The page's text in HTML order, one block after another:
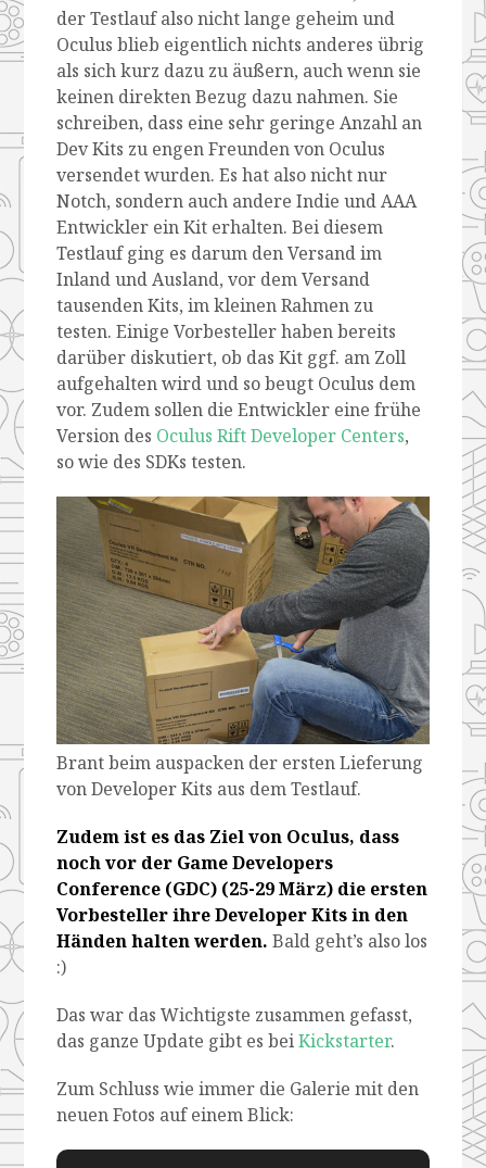
der Testlauf also nicht lange geheim und
Oculus blieb eigentlich nichts anderes übrig
als sich kurz dazu zu äußern, auch wenn sie
keinen direkten Bezug dazu nahmen. Sie
schreiben, dass eine sehr geringe Anzahl an
Dev Kits zu engen Freunden von Oculus
versendet wurden. Es hat also nicht nur
Notch, sondern auch andere Indie und AAA
Entwickler ein Kit erhalten. Bei diesem
Testlauf ging es darum den Versand im
Inland und Ausland, vor dem Versand
tausenden Kits, im kleinen Rahmen zu
testen. Einige Vorbesteller haben bereits
darüber diskutiert, ob das Kit ggf. am Zoll
aufgehalten wird und so beugt Oculus dem
vor. Zudem sollen die Entwickler eine frühe
Version des Oculus Rift Developer Centers,
so wie des SDKs testen.
Brant beim auspacken der ersten Lieferung
von Developer Kits aus dem Testlauf.
Zudem ist es das Ziel von Oculus, dass
noch vor der Game Developers
Conference (GDC) (25-29 März) die ersten
Vorbesteller ihre Developer Kits in den
Händen halten werden. Bald geht’s also los
:)
Das war das Wichtigste zusammen gefasst,
das ganze Update gibt es beiKickstarter.
Zum Schluss wie immer die Galerie mit den
neuen Fotos auf einem Blick: